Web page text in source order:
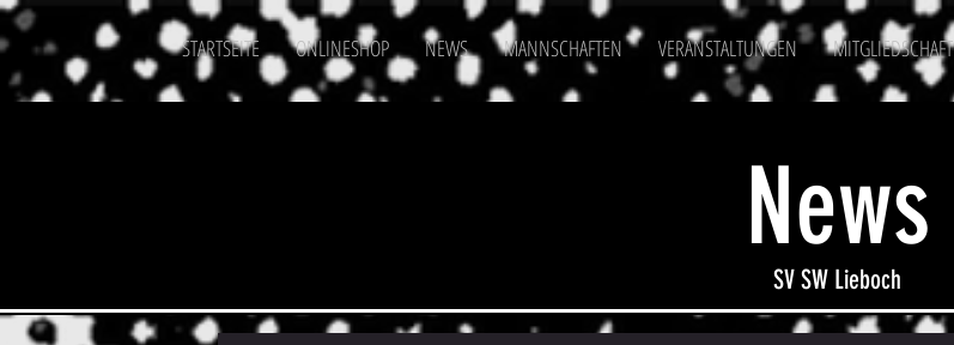
STARTSEITE ONLINESHOP NEWS MANNSCHAFTEN VERANSTALTUNGEN MITGLIEDSCHAFT
News
SV SW Lieboch